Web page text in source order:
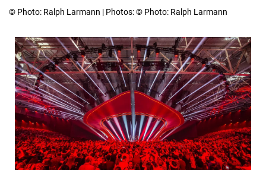
© Photo: Ralph Larmann | Photos: © Photo: Ralph Larmann